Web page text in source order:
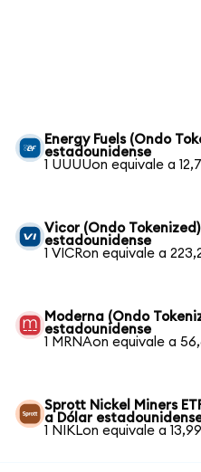
Energy Fuels (Ondo
estadounidense
1 UUUUon equivale a
Vicor (Ondo
estadounidense
1 VICRon equivale a
Moderna (Ondo
estadounidense
1 MRNAon equivale a
Sprott Nickel Miners
a Dólar
1 NIKLon equivale a